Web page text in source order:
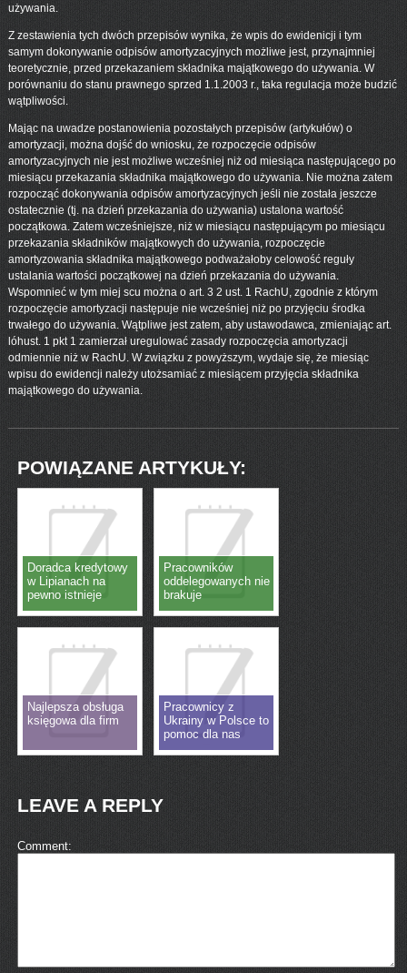
używania.
Z zestawienia tych dwóch przepisów wynika, że wpis do ewidenicji i tym
samym dokonywanie odpisów amortyzacyjnych możliwe jest, przynajmniej
teoretycznie, przed przekazaniem składnika majątkowego do używania. W
porównaniu do stanu prawnego sprzed 1.1.2003 r., taka regulacja może budzić
wątpliwości.
Mając na uwadze postanowienia pozostałych przepisów (artykułów) o
amortyzacji, można dojść do wniosku, że rozpoczęcie odpisów
amortyzacyjnych nie jest możliwe wcześniej niż od miesiąca następującego po
miesiącu przekazania składnika majątkowego do używania. Nie można zatem
rozpocząć dokonywania odpisów amortyzacyjnych jeśli nie została jeszcze
ostatecznie (tj. na dzień przekazania do używania) ustalona wartość
początkowa. Zatem wcześniejsze, niż w miesiącu następującym po miesiącu
przekazania składników majątkowych do używania, rozpoczęcie
amortyzowania składnika majątkowego podważałoby celowość reguły
ustalania wartości początkowej na dzień przekazania do używania.
Wspomnieć w tym miej scu można o art. 3 2 ust. 1 RachU, zgodnie z którym
rozpoczęcie amortyzacji następuje nie wcześniej niż po przyjęciu środka
trwałego do używania. Wątpliwe jest zatem, aby ustawodawca, zmieniając art.
lóhust. 1 pkt 1 zamierzał uregulować zasady rozpoczęcia amortyzacji
odmiennie niż w RachU. W związku z powyższym, wydaje się, że miesiąc
wpisu do ewidencji należy utożsamiać z miesiącem przyjęcia składnika
majątkowego do używania.
POWIĄZANE ARTYKUŁY:
Doradca kredytowy
w Lipianach na
pewno istnieje
Pracowników
oddelegowanych nie
brakuje
Najlepsza obsługa
księgowa dla firm
Pracownicy z
Ukrainy w Polsce to
pomoc dla nas
LEAVE A REPLY
Comment